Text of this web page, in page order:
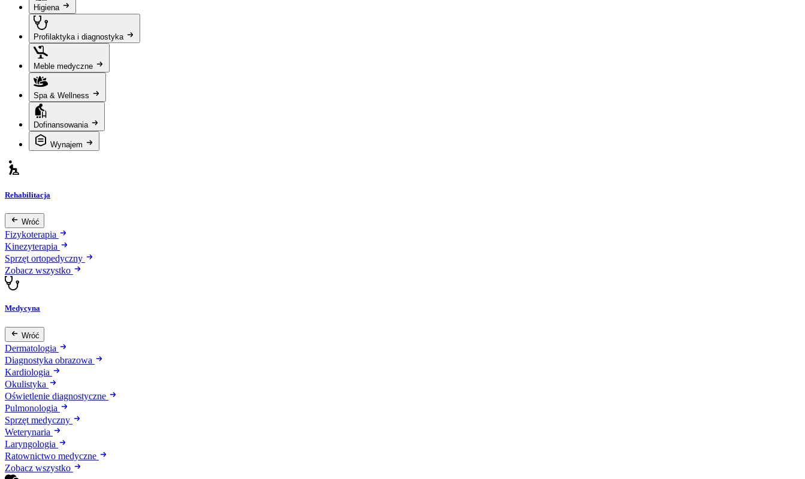
Higiena
Profilaktyka i diagnostyka
Meble medyczne
Spa & Wellness
Dofinansowania
Wynajem
Rehabilitacja
Wróć
Fizykoterapia
Kinezyterapia
Sprzęt ortopedyczny
Zobacz wszystko
Medycyna
Wróć
Dermatologia
Diagnostyka obrazowa
Kardiologia
Okulistyka
Oświetlenie diagnostyczne
Pulmonologia
Sprzęt medyczny
Weterynaria
Laryngologia
Ratownictwo medyczne
Zobacz wszystko